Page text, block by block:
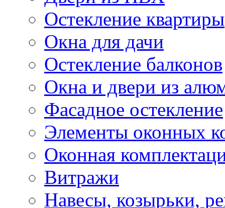
Остекление квартиры
Окна для дачи
Остекление балконов
Окна и двери из
Фасадное остекление
Элементы оконных
Оконная
Витражи
Навесы, козырьки,